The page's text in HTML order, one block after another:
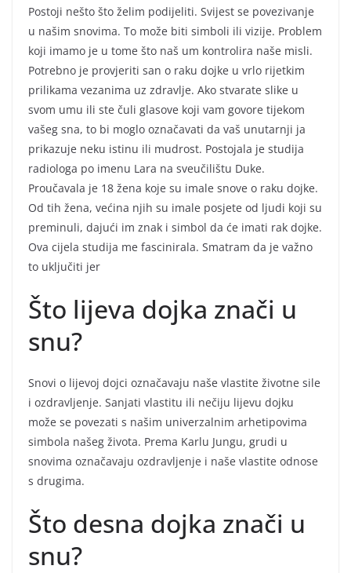
Postoji nešto što želim podijeliti. Svijest se povezivanje
u našim snovima. To može biti simboli ili vizije. Problem
koji imamo je u tome što naš um kontrolira naše misli.
Potrebno je provjeriti san o raku dojke u vrlo rijetkim
prilikama vezanima uz zdravlje. Ako stvarate slike u
svom umu ili ste čuli glasove koji vam govore tijekom
vašeg sna, to bi moglo označavati da vaš unutarnji ja
prikazuje neku istinu ili mudrost. Postojala je studija
radiologa po imenu Lara na sveučilištu Duke.
Proučavala je 18 žena koje su imale snove o raku dojke.
Od tih žena, većina njih su imale posjete od ljudi koji su
preminuli, dajući im znak i simbol da će imati rak dojke.
Ova cijela studija me fascinirala. Smatram da je važno
to uključiti jer
Što lijeva dojka znači u
snu?
Snovi o lijevoj dojci označavaju naše vlastite životne sile
i ozdravljenje. Sanjati vlastitu ili nečiju lijevu dojku
može se povezati s našim univerzalnim arhetipovima
simbola našeg života. Prema Karlu Jungu, grudi u
snovima označavaju ozdravljenje i naše vlastite odnose
s drugima.
Što desna dojka znači u
snu?